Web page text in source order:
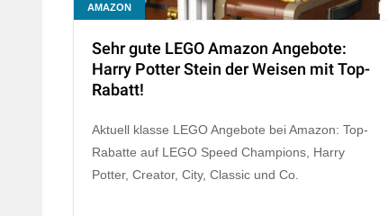
AMAZON
Sehr gute LEGO Amazon Angebote:
Harry Potter Stein der Weisen mit Top-
Rabatt!
Aktuell klasse LEGO Angebote bei Amazon: Top-
Rabatte auf LEGO Speed Champions, Harry
Potter, Creator, City, Classic und Co.